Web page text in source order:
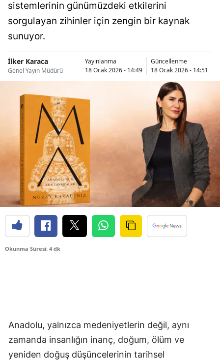
sistemlerinin günümüzdeki etkilerini
sorgulayan zihinler için zengin bir kaynak
sunuyor.
İlker Karaca
Genel Yayın Müdürü
Yayınlanma
18 Ocak 2026 - 14:49
Güncellenme
18 Ocak 2026 - 14:51
Okunma Süresi: 4 dk
Anadolu, yalnızca medeniyetlerin değil, aynı
zamanda insanlığın inanç, doğum, ölüm ve
yeniden doğuş düşüncelerinin tarihsel